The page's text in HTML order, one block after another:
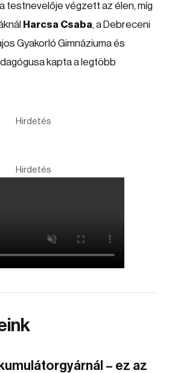
testnevelője végzett az élen, míg
Harcsa Csaba, a Debreceni
Gyakorló Gimnáziuma és
kapta a legtöbb
Hirdetés
Hirdetés
– ez az